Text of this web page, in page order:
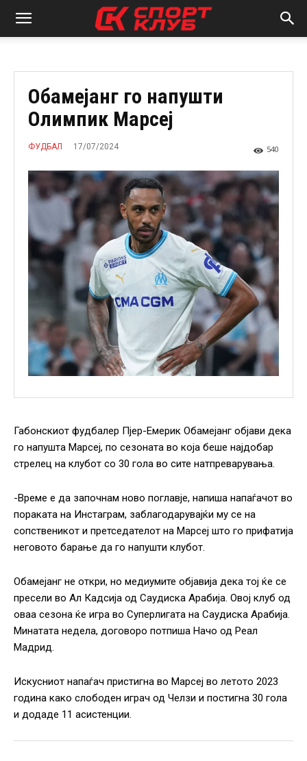
Обамејанг го напушти
Олимпик Марсеј
ФУДБАЛ 17/07/2024 540
Габонскиот фудбалер Пјер-Емерик Обамејанг објави дека
го напушта Марсеј, по сезоната во која беше најдобар
стрелец на клубот со 30 гола во сите натпреварувања.
-Време е да започнам ново поглавје, напиша напаѓачот во
пораката на Инстаграм, заблагодарувајќи му се на
сопственикот и претседателот на Марсеј што го прифатија
неговото барање да го напушти клубот.
Обамејанг не откри, но медиумите објавија дека тој ќе се
пресели во Ал Кадсија од Саудиска Арабија. Овој клуб од
оваа сезона ќе игра во Суперлигата на Саудиска Арабија.
Минатата недела, договоро потпиша Начо од Реал
Мадрид.
Искусниот напаѓач пристигна во Марсеј во летото 2023
година како слободен играч од Челзи и постигна 30 гола
и додаде 11 асистенции.